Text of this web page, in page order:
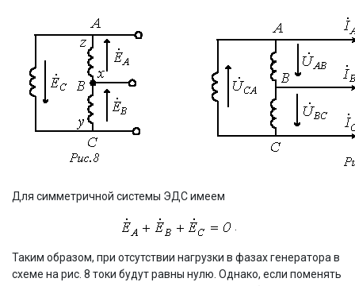
Для симметричной системы ЭДС имеем
Таким образом, при отсутствии нагрузки в фазах генератора в
схеме на рис. 8 токи будут равны нулю. Однако, если поменять